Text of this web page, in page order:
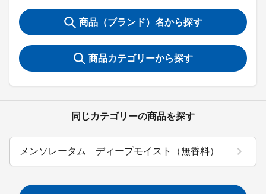
商品（ブランド）名から探す
商品カテゴリーから探す
同じカテゴリーの商品を探す
メンソレータム ディープモイスト（無香料）